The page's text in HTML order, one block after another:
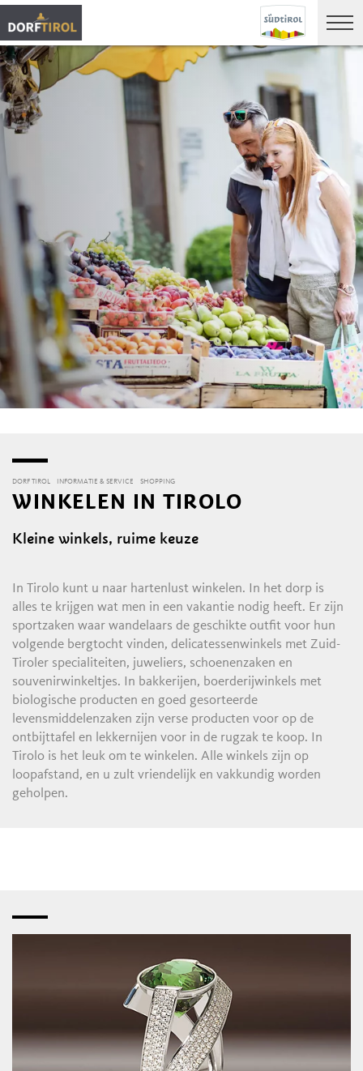
DORF TIROL INFORMATIE & SERVICE SHOPPING
WINKELEN IN TIROLO
Kleine winkels, ruime keuze
In Tirolo kunt u naar hartenlust winkelen. In het dorp is
alles te krijgen wat men in een vakantie nodig heeft. Er zijn
sportzaken waar wandelaars de geschikte outfit voor hun
volgende bergtocht vinden, delicatessenwinkels met Zuid-
Tiroler specialiteiten, juweliers, schoenenzaken en
souvenirwinkeltjes. In bakkerijen, boerderijwinkels met
biologische producten en goed gesorteerde
levensmiddelenzaken zijn verse producten voor op de
ontbijttafel en lekkernijen voor in de rugzak te koop. In
Tirolo is het leuk om te winkelen. Alle winkels zijn op
loopafstand, en u zult vriendelijk en vakkundig worden
geholpen.